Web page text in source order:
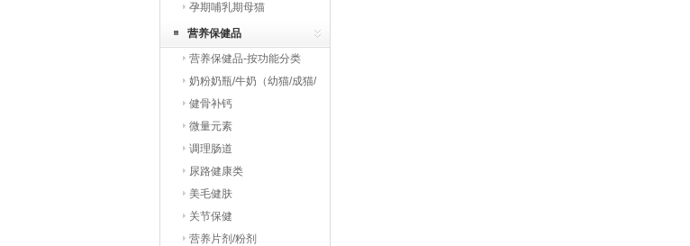
孕期哺乳期母猫
营养保健品
营养保健品-按功能分类
奶粉奶瓶/牛奶（幼猫/成猫/
老猫）
健骨补钙
微量元素
调理肠道
尿路健康类
美毛健肤
关节保健
营养片剂/粉剂